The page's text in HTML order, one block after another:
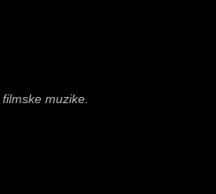
muzike.